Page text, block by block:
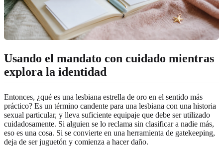
Usando el mandato con cuidado mientras
explora la identidad
Entonces, ¿qué es una lesbiana estrella de oro en el sentido más
práctico? Es un término candente para una lesbiana con una historia
sexual particular, y lleva suficiente equipaje que debe ser utilizado
cuidadosamente. Si alguien se lo reclama sin clasificar a nadie más,
eso es una cosa. Si se convierte en una herramienta de gatekeeping,
deja de ser juguetón y comienza a hacer daño.